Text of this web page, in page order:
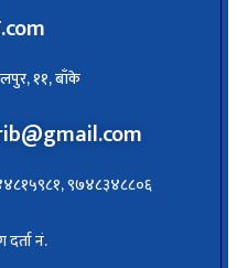
११, बाँके
९७४८३४८८०६
नं.